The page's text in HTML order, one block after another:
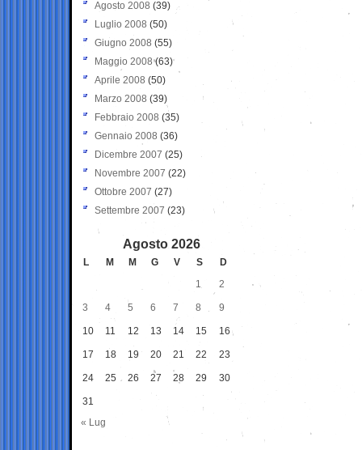
Agosto 2008 (39)
Luglio 2008 (50)
Giugno 2008 (55)
Maggio 2008(63)
Aprile 2008 (50)
Marzo 2008 (39)
Febbraio 2008 (35)
Gennaio 2008 (36)
Dicembre 2007 (25)
Novembre 2007 (22)
Ottobre 2007 (27)
Settembre 2007 (23)
Agosto 2026
L M M G V S
D
1
2
3 4 5 6 7 8 9
10 11 12 13 14 15 16
17 18 19 20 21 22 23
24 25 26 27 28 29 30
31
« Lug